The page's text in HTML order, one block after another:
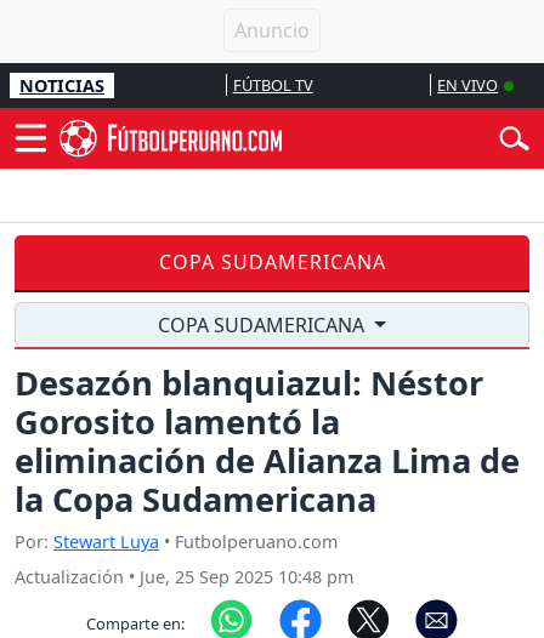
NOTICIAS FÚTBOL TV EN VIVO
COPA SUDAMERICANA
COPA SUDAMERICANA
Desazón blanquiazul: Néstor
Gorosito lamentó la
eliminación de Alianza Lima de
la Copa Sudamericana
Por: Stewart Luya • Futbolperuano.com
Actualización • Jue, 25 Sep 2025 10:48 pm
Comparte en: